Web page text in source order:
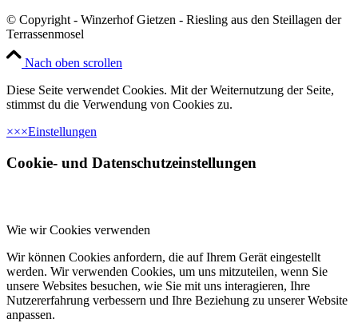
© Copyright - Winzerhof Gietzen - Riesling aus den Steillagen der
Terrassenmosel
Nach oben scrollen
Diese Seite verwendet Cookies. Mit der Weiternutzung der Seite,
stimmst du die Verwendung von Cookies zu.
×××Einstellungen
Cookie- und Datenschutzeinstellungen
Wie wir Cookies verwenden
Wir können Cookies anfordern, die auf Ihrem Gerät eingestellt
werden. Wir verwenden Cookies, um uns mitzuteilen, wenn Sie
unsere Websites besuchen, wie Sie mit uns interagieren, Ihre
Nutzererfahrung verbessern und Ihre Beziehung zu unserer Website
anpassen.